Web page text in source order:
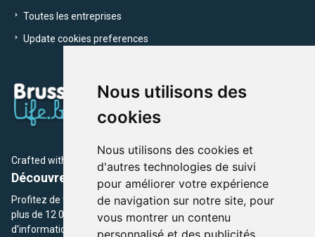
Nous utilisons des
cookies
Nous utilisons des cookies et
d'autres technologies de suivi
pour améliorer votre expérience
de navigation sur notre site, pour
vous montrer un contenu
personnalisé et des publicités
Toutes les entreprises
Update cookies preferences
Crafted with by Brusselslife Team
Découvrez plus de 12 000 adresses et événements
Profitez de toutes les sections de BrusselsLife.be et découvrez
plus de 12 000 adresses et un grand choix d'événements,
d'informations et de conseils et astuces de notre écriture.